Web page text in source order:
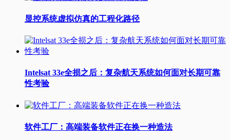
显控系统虚拟仿真的工程化路径
Intelsat 33e全损之后：复杂航天系统如何面对长期可靠
性考验
软件工厂：高端装备软件正在换一种造法